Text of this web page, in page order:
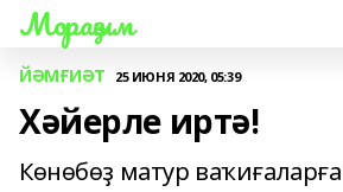
Мораҙым
ЙӘМҒИӘТ 25 ИЮНЯ 2020, 05:39
Хәйерле иртә!
Көнөбөҙ матур